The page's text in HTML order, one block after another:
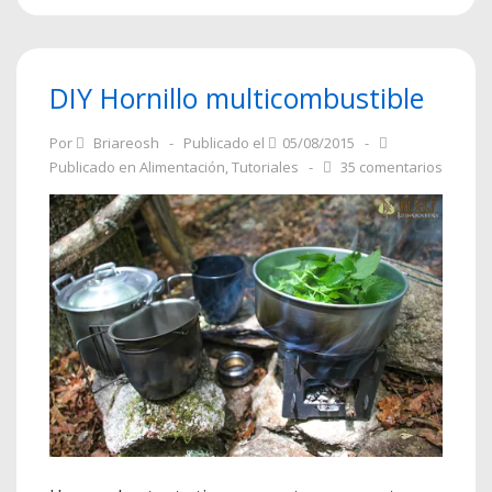
DIY Hornillo multicombustible
Por Briareosh Publicado el
05/08/2015
Publicado en Alimentación,Tutoriales 35 comentarios